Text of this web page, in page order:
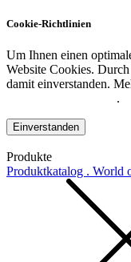
Cookie-Richtlinien
Um Ihnen einen
Website Cookies.
damit einverstanden.
.
Einverstanden
Produkte
Produktkatalog . World